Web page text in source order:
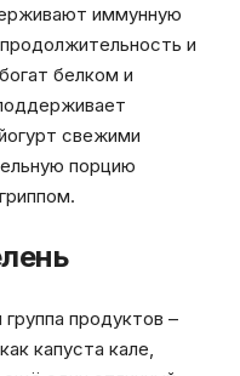
иммунную
и
белком и
свежими
порцию
продуктов –
капуста кале,